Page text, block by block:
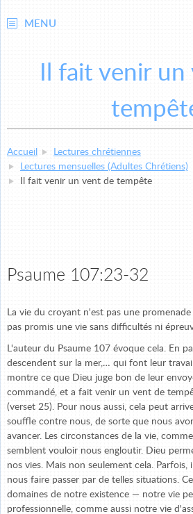
MENU
Il fait venir
Accueil
Lectures chrétiennes
Lectures mensuelles (Adultes Chrétiens)
Il fait venir un vent de tempête
Psaume 107:23-32
La vie du croyant n'est pas une
pas promis une vie sans difficultés ni
L'auteur du Psaume 107 évoque cela. En
descendent sur la mer,… qui font leur travail
montre ce que Dieu juge bon de leur
commandé, et a fait venir un vent de
(verset 25). Pour nous aussi, cela peut
souffle contre nous, de sorte que nous
avancer. Les circonstances de la vie,
semblent vouloir nous engloutir. Dieu
nos vies. Mais non seulement cela.
nous faire passer par de telles situations.
domaines de notre existence — notre vie
professionnelle, comme aussi notre vie